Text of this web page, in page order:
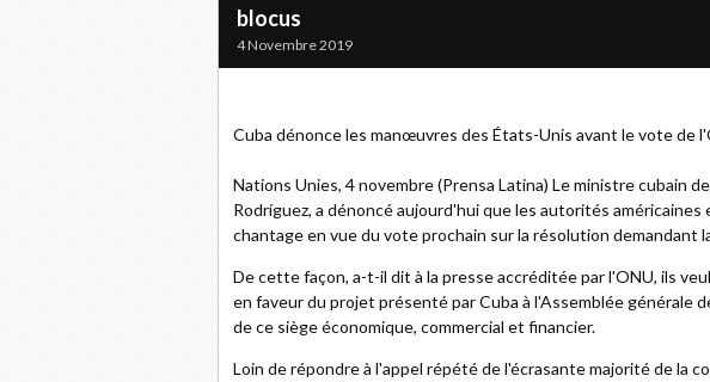
blocus
4 Novembre 2019
Cuba dénonce les manœuvres des États-Unis avant le vote de
Nations Unies, 4 novembre (Prensa Latina) Le ministre cubain
Rodríguez, a dénoncé aujourd'hui que les autorités
chantage en vue du vote prochain sur la résolution demandant
De cette façon, a-t-il dit à la presse accréditée par l'ONU, ils
en faveur du projet présenté par Cuba à l'Assemblée générale
de ce siège économique, commercial et financier.
Loin de répondre à l'appel répété de l'écrasante majorité de la